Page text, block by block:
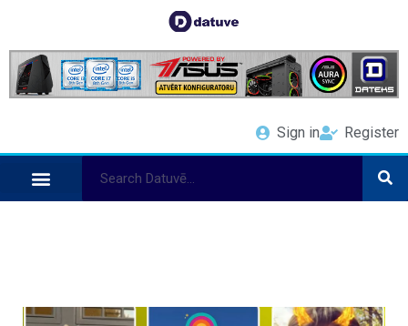
Sign in Register